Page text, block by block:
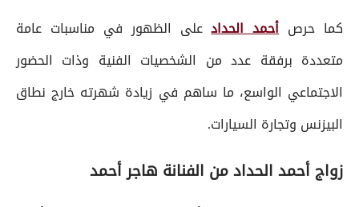
كما حرصأحمد الحدادعلى الظهور في مناسبات عامة
متعددة برفقة عدد من الشخصيات الفنية وذات الحضور
الاجتماعي الواسع، ما ساهم في زيادة شهرته خارج نطاق
البيزنس وتجارة السيارات.
زواج أحمد الحداد من الفنانة هاجر أحمد